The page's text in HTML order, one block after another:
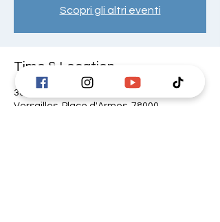
Scopri gli altri eventi
Time & Location
30 Jun 2024, 20:00 CEST
Versailles, Place d'Armes, 78000